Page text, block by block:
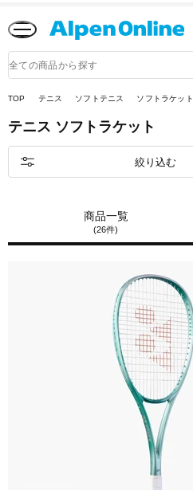
品
検
TOP テニス ソフトテニス ソフトラケット
テニス ソフトラケット
商品一覧
(26件)
絞り込む